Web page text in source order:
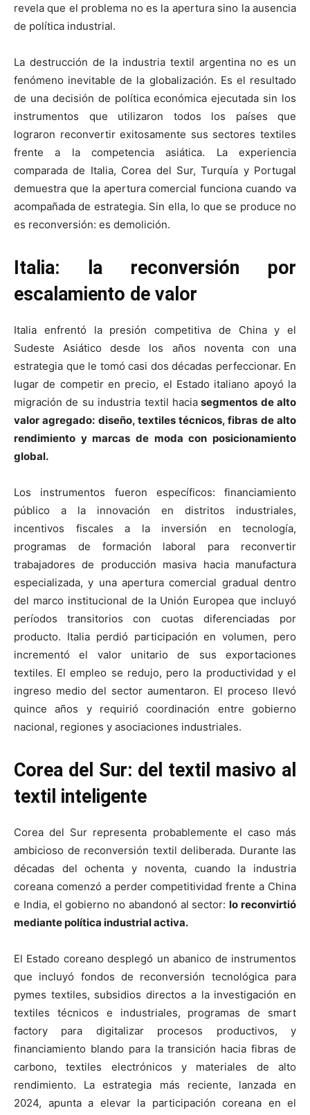
revela que el problema no es la apertura sino la ausencia
de política industrial.
La destrucción de la industria textil argentina no es un
fenómeno inevitable de la globalización. Es el resultado
de una decisión de política económica ejecutada sin los
instrumentos que utilizaron todos los países que
lograron reconvertir exitosamente sus sectores textiles
frente a la competencia asiática. La experiencia
comparada de Italia, Corea del Sur, Turquía y Portugal
demuestra que la apertura comercial funciona cuando va
acompañada de estrategia. Sin ella, lo que se produce no
es reconversión: es demolición.
Italia: la reconversión por
escalamiento de valor
Italia enfrentó la presión competitiva de China y el
Sudeste Asiático desde los años noventa con una
estrategia que le tomó casi dos décadas perfeccionar. En
lugar de competir en precio, el Estado italiano apoyó la
migración de su industria textil haciasegmentos de alto
valor agregado: diseño, textiles técnicos, fibras de alto
rendimiento y marcas de moda con posicionamiento
global.
Los instrumentos fueron específicos: financiamiento
público a la innovación en distritos industriales,
incentivos fiscales a la inversión en tecnología,
programas de formación laboral para reconvertir
trabajadores de producción masiva hacia manufactura
especializada, y una apertura comercial gradual dentro
del marco institucional de la Unión Europea que incluyó
períodos transitorios con cuotas diferenciadas por
producto. Italia perdió participación en volumen, pero
incrementó el valor unitario de sus exportaciones
textiles. El empleo se redujo, pero la productividad y el
ingreso medio del sector aumentaron. El proceso llevó
quince años y requirió coordinación entre gobierno
nacional, regiones y asociaciones industriales.
Corea del Sur: del textil masivo al
textil inteligente
Corea del Sur representa probablemente el caso más
ambicioso de reconversión textil deliberada. Durante las
décadas del ochenta y noventa, cuando la industria
coreana comenzó a perder competitividad frente a China
e India, el gobierno no abandonó al sector:lo reconvirtió
mediante política industrial activa.
El Estado coreano desplegó un abanico de instrumentos
que incluyó fondos de reconversión tecnológica para
pymes textiles, subsidios directos a la investigación en
textiles técnicos e industriales, programas de smart
factory para digitalizar procesos productivos, y
financiamiento blando para la transición hacia fibras de
carbono, textiles electrónicos y materiales de alto
rendimiento. La estrategia más reciente, lanzada en
2024, apunta a elevar la participación coreana en el